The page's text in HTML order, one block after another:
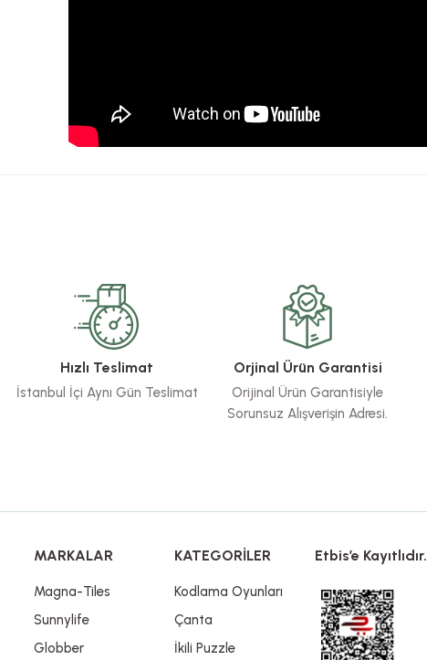
Hızlı Teslimat
İstanbul İçi Aynı Gün Teslimat
Orjinal Ürün Garantisi
Orijinal Ürün Garantisiyle
Sorunsuz Alışverişin Adresi.
MARKALAR
Magna-Tiles
Sunnylife
Globber
KATEGORİLER
Kodlama Oyunları
Çanta
İkili Puzzle
Etbis’e Kayıtlıdır.